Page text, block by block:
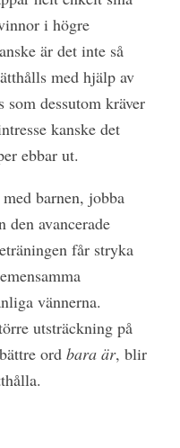
i högre
är det inte så
med hjälp av
som dessutom kräver
kanske det
ebbar ut.
barnen, jobba
den avancerade
får stryka
vännerna.
utsträckning på
ord bara är, blir